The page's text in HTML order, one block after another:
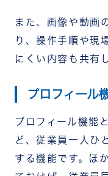
また、画像や動画
り、操作手順や現
にくい内容も共有
プロフィール
プロフィール機能
ど、従業員一人ひ
する機能です。ほ